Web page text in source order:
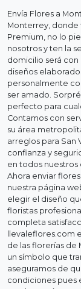
Envía Flores a
Monterrey, donde
Premium, no lo
nosotros y ten la
domicilio será con
diseños
personalmente
ser amado.
perfecto para
Contamos con
su área
arreglos para San
confianza y
en todos nuestros
Ahora enviar
nuestra página
elegir el diseño
floristas
completa
llevaleflores.com
de las florerías de
un símbolo que
aseguramos de
condiciones pues